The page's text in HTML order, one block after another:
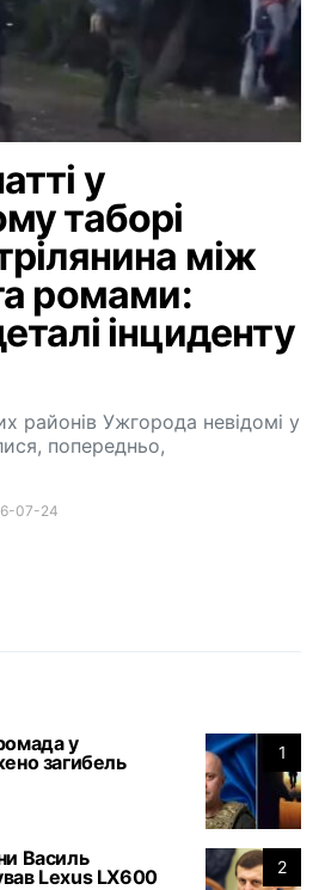
у
таборі
між
ромами:
інциденту
районів Ужгорода невідомі у
попередньо,
07-24
1
у
загибель
2
Василь
Lexus LX600